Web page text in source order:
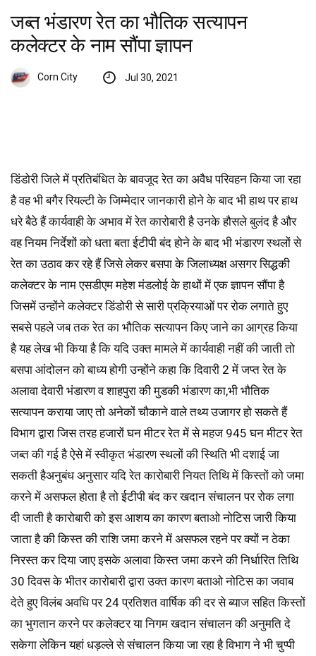
जब्त भंडारण रेत का भौतिक सत्यापन
कलेक्टर के नाम सौंपा ज्ञापन
Corn City Jul 30, 2021
डिंडोरी जिले में प्रतिबंधित के बावजूद रेत का अवैध परिवहन किया जा रहा
है वह भी बगैर रियल्टी के जिम्मेदार जानकारी होने के बाद भी हाथ पर हाथ
धरे बैठे हैं कार्यवाही के अभाव में रेत कारोबारी है उनके हौसले बुलंद है और
वह नियम निर्देशों को धता बता ईटीपी बंद होने के बाद भी भंडारण स्थलों से
रेत का उठाव कर रहे हैं जिसे लेकर बसपा के जिलाध्यक्ष असगर सिद्धकी
कलेक्टर के नाम एसडीएम महेश मंडलोई के हाथों में एक ज्ञापन सौंपा है
जिसमें उन्होंने कलेक्टर डिंडोरी से सारी प्रक्रियाओं पर रोक लगाते हुए
सबसे पहले जब तक रेत का भौतिक सत्यापन किए जाने का आग्रह किया
है यह लेख भी किया है कि यदि उक्त मामले में कार्यवाही नहीं की जाती तो
बसपा आंदोलन को बाध्य होगी उन्होंने कहा कि दिवारी 2 में जप्त रेत के
अलावा देवारी भंडारण व शाहपुरा की मुडकी भंडारण का,भी भौतिक
सत्यापन कराया जाए तो अनेकों चौकाने वाले तथ्य उजागर हो सकते हैं
विभाग द्वारा जिस तरह हजारों घन मीटर रेत में से महज 945 घन मीटर रेत
जब्त की गई है ऐसे में स्वीकृत भंडारण स्थलों की स्थिति भी दशाई जा
सकती हैअनुबंध अनुसार यदि रेत कारोबारी नियत तिथि में किस्तों को जमा
करने में असफल होता है तो ईटीपी बंद कर खदान संचालन पर रोक लगा
दी जाती है कारोबारी को इस आशय का कारण बताओ नोटिस जारी किया
जाता है की किस्त की राशि जमा करने में असफल रहने पर क्यों न ठेका
निरस्त कर दिया जाए इसके अलावा किस्त जमा करने की निर्धारित तिथि
30 दिवस के भीतर कारोबारी द्वारा उक्त कारण बताओ नोटिस का जवाब
देते हुए विलंब अवधि पर 24 प्रतिशत वार्षिक की दर से ब्याज सहित किस्तों
का भुगतान करने पर कलेक्टर या निगम खदान संचालन की अनुमति दे
सकेगा लेकिन यहां धड़ल्ले से संचालन किया जा रहा है विभाग ने भी चुप्पी